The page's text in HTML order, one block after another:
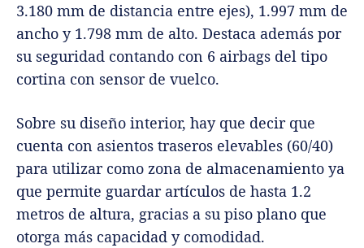
3.180 mm de distancia entre ejes), 1.997 mm de
ancho y 1.798 mm de alto. Destaca además por
su seguridad contando con 6 airbags del tipo
cortina con sensor de vuelco.
Sobre su diseño interior, hay que decir que
cuenta con asientos traseros elevables (60/40)
para utilizar como zona de almacenamiento ya
que permite guardar artículos de hasta 1.2
metros de altura, gracias a su piso plano que
otorga más capacidad y comodidad.